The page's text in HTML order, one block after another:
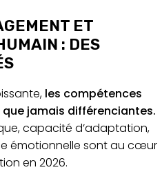
ET
: DES
les compétences
jamais différenciantes.
capacité d’adaptation,
émotionnelle sont au cœur
en 2026.